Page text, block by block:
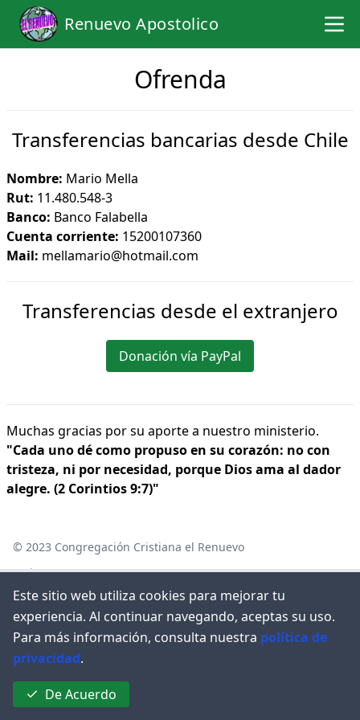
Renuevo Apostolico
Ofrenda
Transferencias bancarias desde Chile
Nombre: Mario Mella
Rut: 11.480.548-3
Banco: Banco Falabella
Cuenta corriente: 15200107360
Mail: mellamario@hotmail.com
Transferencias desde el extranjero
Donación vía PayPal
Muchas gracias por su aporte a nuestro ministerio.
"Cada uno dé como propuso en su corazón: no con
tristeza, ni por necesidad, porque Dios ama al dador
alegre. (2 Corintios 9:7)"
© 2023 Congregación Cristiana el Renuevo
Políticas de privacidad
Este sitio web utiliza cookies para mejorar tu
experiencia. Al continuar navegando, aceptas su uso.
Para más información, consulta nuestra política de
privacidad.
De Acuerdo